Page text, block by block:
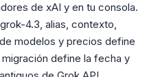
de xAI y en tu consola.
4.3, alias, contexto,
modelos y precios define
define la fecha y